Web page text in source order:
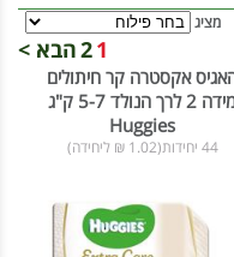
מציג
1
2הבא >
אקסטרה קר חיתולים
מידה 2 לרך הנולד 5-7 ק"ג
Huggies
44 יחידות(1.02 ₪ ליחידה)